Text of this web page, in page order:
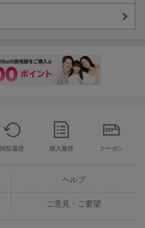
閲覧履歴 購入履歴 クーポン
ヘルプ
ご意見・ご要望